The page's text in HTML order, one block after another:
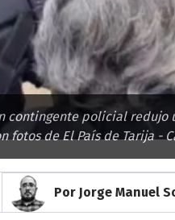
contingente policial
fotos de El País de Tarija -
Por Jorge Manuel